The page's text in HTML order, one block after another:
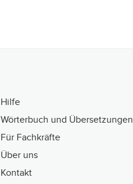
Hilfe
Wörterbuch und Übersetzungen
Für Fachkräfte
Über uns
Kontakt